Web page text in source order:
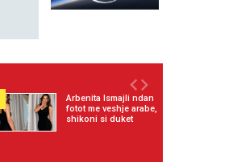
Arbenita Ismajli ndan
fotot me veshje arabe,
shikoni si duket